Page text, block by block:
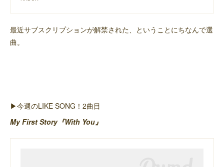
最近サブスクリプションが解禁された、ということにちなんで選
曲。
▶︎今週のLIKE SONG！2曲目
My First Story『With You』